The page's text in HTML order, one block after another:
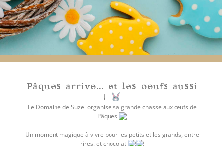
Pâques arrive... et les oeufs aussi
!
Le Domaine de Suzel organise sa grande chasse aux œufs de
Pâques
Un moment magique à vivre pour les petits et les grands, entre
rires, et chocolat